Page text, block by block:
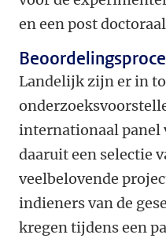
en een post
Landelijk zijn er in
internationaal panel
daaruit een selectie
veelbelovende
indieners van de
kregen tijdens een